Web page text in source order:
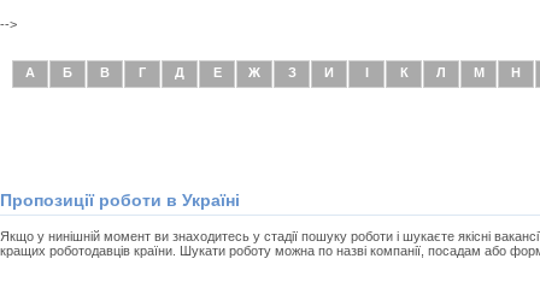
-->
А Б В Г Д Е Ж З И І К Л М Н
Пропозиції роботи в Україні
Якщо у нинішній момент ви знаходитесь у стадії пошуку роботи і шукаєте якісні
кращих роботодавців країни. Шукати роботу можна по назві компанії, посадам або